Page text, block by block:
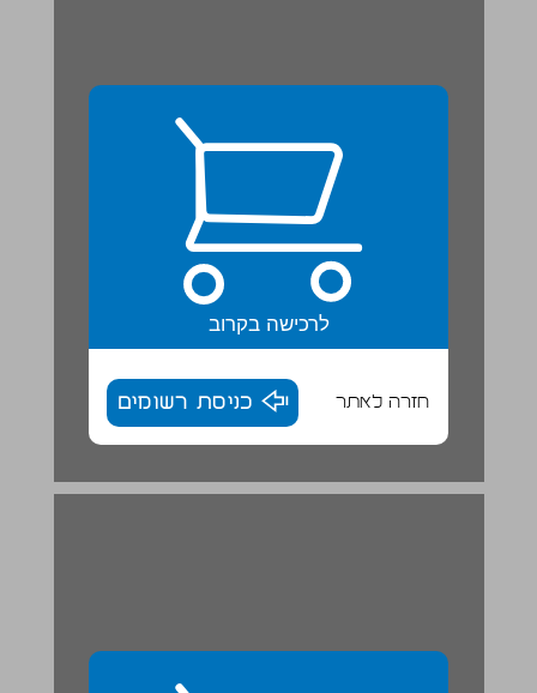
לרכישה בקרוב
חזרה לאתר כניסת רשומים